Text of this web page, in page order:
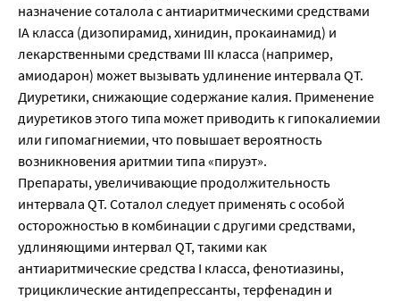
назначение соталола с антиаритмическими средствами
IA класса (дизопирамид, хинидин, прокаинамид) и
лекарственными средствами III класса (например,
амиодарон) может вызывать удлинение интервала QT.
Диуретики, снижающие содержание калия. Применение
диуретиков этого типа может приводить к гипокалиемии
или гипомагниемии, что повышает вероятность
возникновения аритмии типа «пируэт».
Препараты, увеличивающие продолжительность
интервала QT. Соталол следует применять с особой
осторожностью в комбинации с другими средствами,
удлиняющими интервал QT, такими как
антиаритмические средства I класса, фенотиазины,
трициклические антидепрессанты, терфенадин и